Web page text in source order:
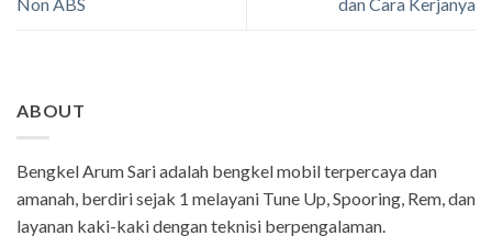
ABOUT
Bengkel Arum Sari adalah bengkel mobil terpercaya dan
amanah, berdiri sejak 1 melayani Tune Up, Spooring, Rem, dan
layanan kaki-kaki dengan teknisi berpengalaman.